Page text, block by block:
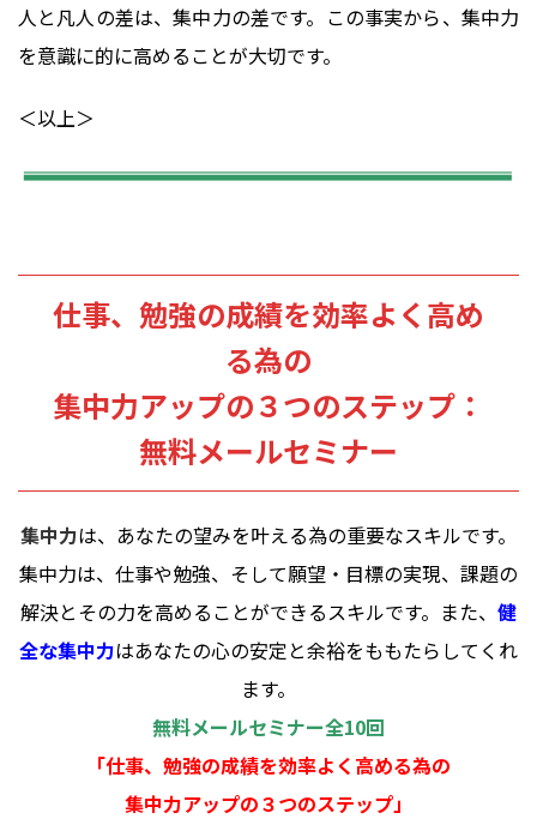
人と凡人の差は、集中力の差です。この事実から、集中力
を意識に的に高めることが大切です。
＜以上＞
仕事、勉強の成績を効率よく高め
る為の
集中力アップの３つのステップ：
無料メールセミナー
集中力は、あなたの望みを叶える為の重要なスキルです。
集中力は、仕事や勉強、そして願望・目標の実現、課題の
解決とその力を高めることができるスキルです。また、 健
全な集中力はあなたの心の安定と余裕をももたらしてくれ
ます。
無料メールセミナー全10回
「仕事、勉強の成績を効率よく高める為の
集中力アップの３つのステップ」